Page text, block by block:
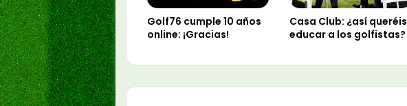
Golf76 cumple 10 años
online: ¡Gracias!
Casa Club: ¿así queréis
educar a los golfistas?